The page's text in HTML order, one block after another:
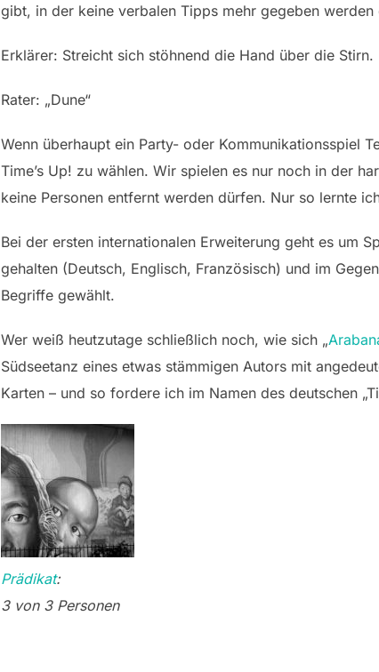
gibt, in der keine verbalen Tipps mehr gegeben werden
Erklärer: Streicht sich stöhnend die Hand über die Stirn.
Rater: „Dune“
Wenn überhaupt ein Party- oder Kommunikationsspiel
Time’s Up! zu wählen. Wir spielen es nur noch in der
keine Personen entfernt werden dürfen. Nur so lernte
Bei der ersten internationalen Erweiterung geht es um
gehalten (Deutsch, Englisch, Französisch) und im
Begriffe gewählt.
Wer weiß heutzutage schließlich noch, wie sich „
Südseetanz eines etwas stämmigen Autors mit
Karten – und so fordere ich im Namen des deutschen
Prädikat:
3 von 3 Personen